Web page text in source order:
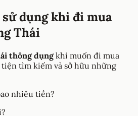
dụng khi đi mua
Thái
thông dụngkhi muốn đi mua
tìm kiếm và sở hữu những
nhiêu tiền?